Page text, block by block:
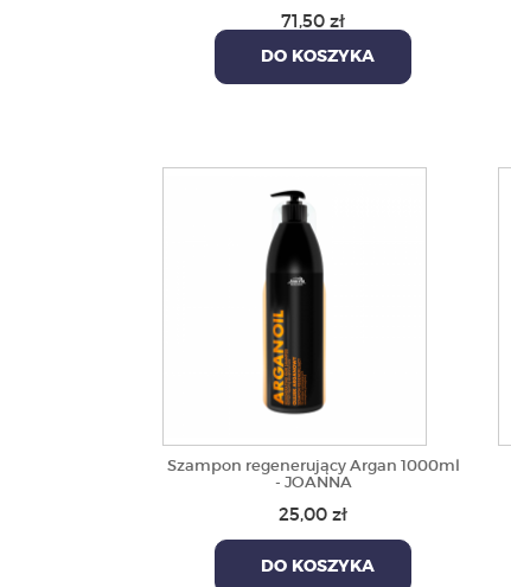
71,50 zł
DO KOSZYKA
Szampon regenerujący Argan 1000ml
- JOANNA
25,00 zł
DO KOSZYKA